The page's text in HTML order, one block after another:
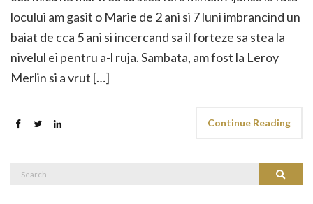
locului am gasit o Marie de 2 ani si 7 luni imbrancind un
baiat de cca 5 ani si incercand sa il forteze sa stea la
nivelul ei pentru a-l ruja. Sambata, am fost la Leroy
Merlin si a vrut […]
Continue Reading
Search